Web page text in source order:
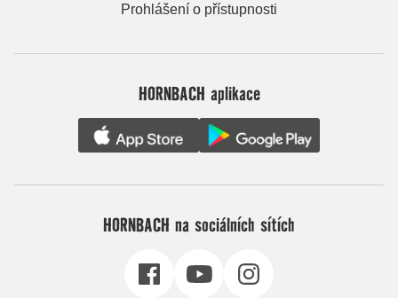
Prohlášení o přístupnosti
HORNBACH aplikace
HORNBACH na sociálních sítích